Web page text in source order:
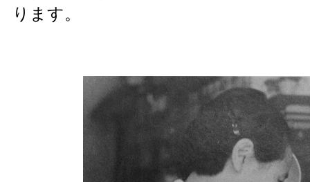
ります。